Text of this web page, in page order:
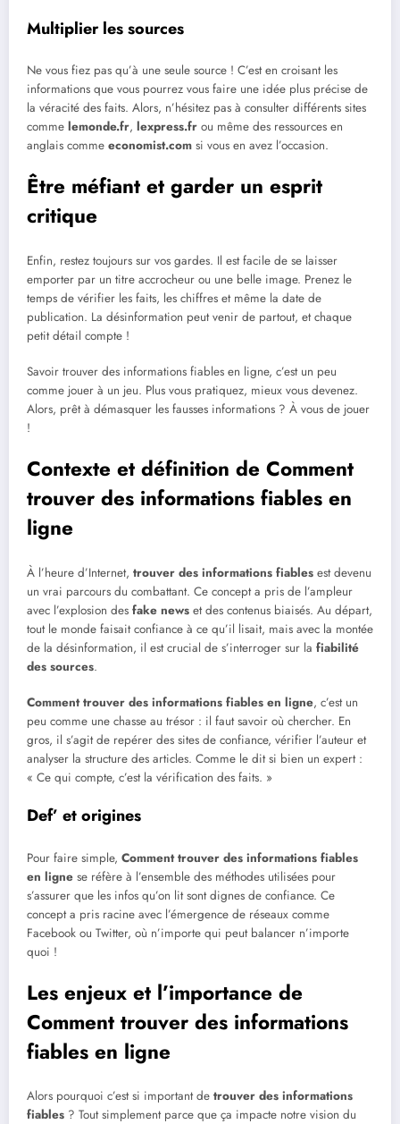
Multiplier les sources
Ne vous fiez pas qu’à une seule source ! C’est en croisant les
informations que vous pourrez vous faire une idée plus précise de
la véracité des faits. Alors, n’hésitez pas à consulter différents sites
comme lemonde.fr, lexpress.fr ou même des ressources en
anglais comme economist.com si vous en avez l’occasion.
Être méfiant et garder un esprit
critique
Enfin, restez toujours sur vos gardes. Il est facile de se laisser
emporter par un titre accrocheur ou une belle image. Prenez le
temps de vérifier les faits, les chiffres et même la date de
publication. La désinformation peut venir de partout, et chaque
petit détail compte !
Savoir trouver des informations fiables en ligne, c’est un peu
comme jouer à un jeu. Plus vous pratiquez, mieux vous devenez.
Alors, prêt à démasquer les fausses informations ? À vous de jouer
!
Contexte et définition de Comment
trouver des informations fiables en
ligne
À l’heure d’Internet, trouver des informations fiables est devenu
un vrai parcours du combattant. Ce concept a pris de l’ampleur
avec l’explosion des fake news et des contenus biaisés. Au départ,
tout le monde faisait confiance à ce qu’il lisait, mais avec la montée
de la désinformation, il est crucial de s’interroger sur la fiabilité
des sources.
Comment trouver des informations fiables en ligne, c’est un
peu comme une chasse au trésor : il faut savoir où chercher. En
gros, il s’agit de repérer des sites de confiance, vérifier l’auteur et
analyser la structure des articles. Comme le dit si bien un expert :
« Ce qui compte, c’est la vérification des faits. »
Def’ et origines
Pour faire simple, Comment trouver des informations fiables
en ligne se réfère à l’ensemble des méthodes utilisées pour
s’assurer que les infos qu’on lit sont dignes de confiance. Ce
concept a pris racine avec l’émergence de réseaux comme
Facebook ou Twitter, où n’importe qui peut balancer n’importe
quoi !
Les enjeux et l’importance de
Comment trouver des informations
fiables en ligne
Alors pourquoi c’est si important de trouver des informations
fiables ? Tout simplement parce que ça impacte notre vision du